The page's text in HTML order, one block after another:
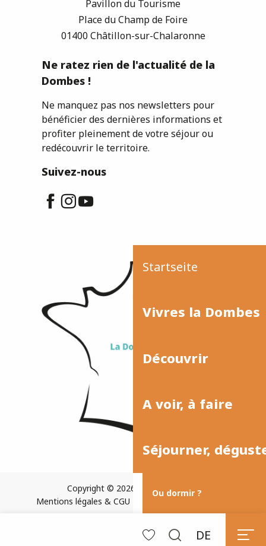
Startseite
Vivres la Dombes
Découvrir
A voir, à faire
Séjourner,
Ou dormir ?
DE
Pavillon du Tourisme
Place du Champ de Foire
01400 Châtillon-sur-Chalaronne
Ne ratez rien de l'actualité de la
Dombes !
Ne manquez pas nos newsletters pour
bénéficier des dernières informations et
profiter pleinement de votre séjour ou
redécouvrir le territoire.
Suivez-nous
Copyright © 2026
Plan du site
Mentions légales & CGU